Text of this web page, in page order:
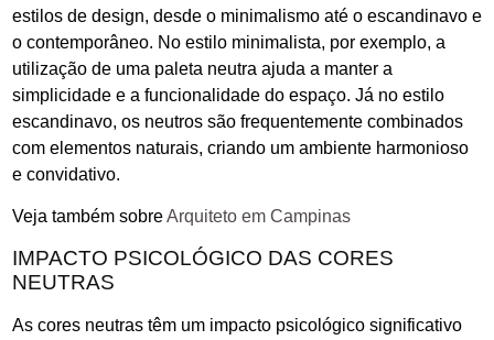
estilos de design, desde o minimalismo até o escandinavo e
o contemporâneo. No estilo minimalista, por exemplo, a
utilização de uma paleta neutra ajuda a manter a
simplicidade e a funcionalidade do espaço. Já no estilo
escandinavo, os neutros são frequentemente combinados
com elementos naturais, criando um ambiente harmonioso
e convidativo.
Veja também sobreArquiteto em Campinas
IMPACTO PSICOLÓGICO DAS CORES
NEUTRAS
As cores neutras têm um impacto psicológico significativo